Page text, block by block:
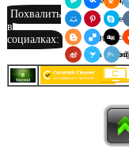
Похвалить
в
социалках:
Мой
Sina